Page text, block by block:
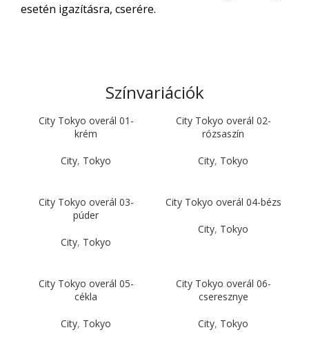
esetén igazításra, cserére.
Színvariációk
City Tokyo overál 01-
krém
City, Tokyo
City Tokyo overál 02-
rózsaszín
City, Tokyo
City Tokyo overál 03-
púder
City, Tokyo
City Tokyo overál 04-bézs
City, Tokyo
City Tokyo overál 05-
cékla
City, Tokyo
City Tokyo overál 06-
cseresznye
City, Tokyo